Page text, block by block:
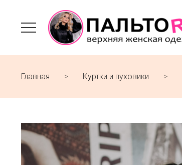
Главная Куртки и пуховики